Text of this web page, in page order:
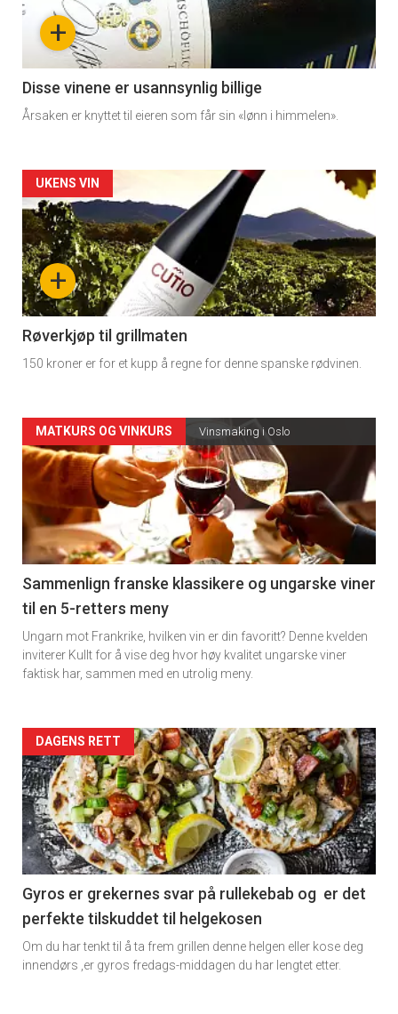
nå
3
+
Disse vinene er usannsynlig billige
Årsaken er knyttet til eieren som får sin «lønn i himmelen».
Forsiden
akkurat
nå
-
4
+
UKENS VIN
Røverkjøp til grillmaten
150 kroner er for et kupp å regne for denne spanske rødvinen.
Forsiden
akkurat
nå
-
5
MATKURS OG VINKURS Vinsmaking i Oslo
Sammenlign franske klassikere og ungarske viner
til en 5-retters meny
Ungarn mot Frankrike, hvilken vin er din favoritt? Denne kvelden
inviterer Kullt for å vise deg hvor høy kvalitet ungarske viner
faktisk har, sammen med en utrolig meny.
Forsiden
akkurat
nå
-
6
DAGENS RETT
Gyros er grekernes svar på rullekebab og er det
perfekte tilskuddet til helgekosen
Om du har tenkt til å ta frem grillen denne helgen eller kose deg
innendørs ,er gyros fredags-middagen du har lengtet etter.